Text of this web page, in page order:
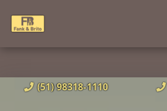
(51) 98318-1110